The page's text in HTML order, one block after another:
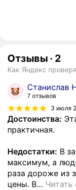
Отзывы · 2
Как Яндекс
Станислав
7 отзывов
3 июля
Достоинства:
практичная.
Недостатки: В
максимум, а
раза дороже из
цены. В…